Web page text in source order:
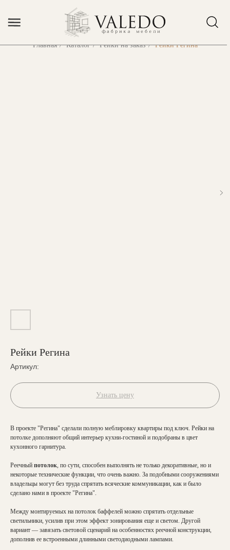
Главная / Каталог / Рейки на заказ / Рейки Регина
Рейки Регина
Артикул:
Узнать цену
В проекте "Регина" сделали полную меблировку квартиры под ключ. Рейки на
потолке дополняют общий интерьер кухни-гостиной и подобраны в цвет
кухонного гарнитура.
Реечный потолок, по сути, способен выполнять не только декоративные, но и
некоторые технические функции, что очень важно. За подобными сооружениями
владельцы могут без труда спрятать всяческие коммуникации, как и было
сделано нами в проекте "Регина".
Между монтируемых на потолок баффелей можно спрятать отдельные
светильники, усилив при этом эффект зонирования еще и светом. Другой
вариант — завязать световой сценарий на особенностях реечной конструкции,
дополнив ее встроенными длинными светодиодными лампами.